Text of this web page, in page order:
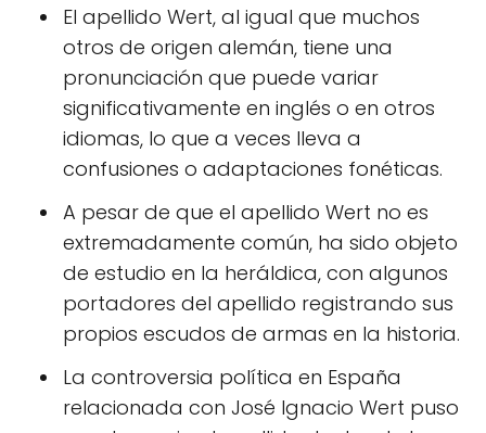
El apellido Wert, al igual que muchos
otros de origen alemán, tiene una
pronunciación que puede variar
significativamente en inglés o en otros
idiomas, lo que a veces lleva a
confusiones o adaptaciones fonéticas.
A pesar de que el apellido Wert no es
extremadamente común, ha sido objeto
de estudio en la heráldica, con algunos
portadores del apellido registrando sus
propios escudos de armas en la historia.
La controversia política en España
relacionada con José Ignacio Wert puso